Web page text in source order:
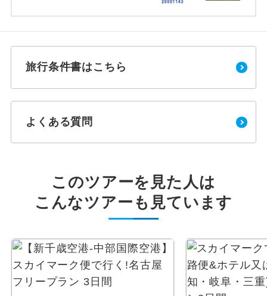
旅行条件書はこちら
よくある質問
このツアーを見た人は
こんなツアーも見ています